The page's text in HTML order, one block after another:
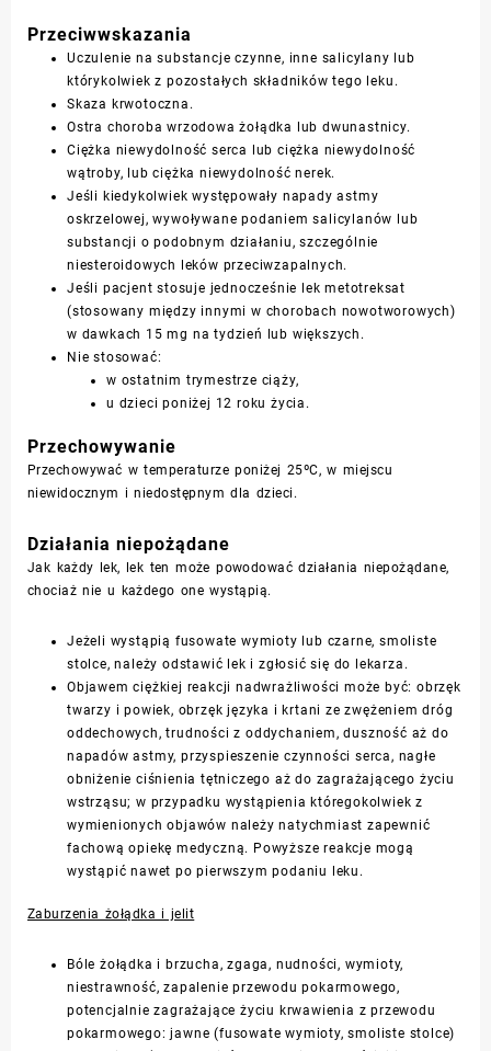
Przeciwwskazania
Uczulenie na substancje czynne, inne salicylany lub
którykolwiek z pozostałych składników tego leku.
Skaza krwotoczna.
Ostra choroba wrzodowa żołądka lub dwunastnicy.
Ciężka niewydolność serca lub ciężka niewydolność
wątroby, lub ciężka niewydolność nerek.
Jeśli kiedykolwiek występowały napady astmy
oskrzelowej, wywoływane podaniem salicylanów lub
substancji o podobnym działaniu, szczególnie
niesteroidowych leków przeciwzapalnych.
Jeśli pacjent stosuje jednocześnie lek metotreksat
(stosowany między innymi w chorobach nowotworowych)
w dawkach 15 mg na tydzień lub większych.
Nie stosować:
w ostatnim trymestrze ciąży,
u dzieci poniżej 12 roku życia.
Przechowywanie
Przechowywać w temperaturze poniżej 25ºC, w miejscu
niewidocznym i niedostępnym dla dzieci.
Działania niepożądane
Jak każdy lek, lek ten może powodować działania niepożądane,
chociaż nie u każdego one wystąpią.
Jeżeli wystąpią fusowate wymioty lub czarne, smoliste
stolce, należy odstawić lek i zgłosić się do lekarza.
Objawem ciężkiej reakcji nadwrażliwości może być: obrzęk
twarzy i powiek, obrzęk języka i krtani ze zwężeniem dróg
oddechowych, trudności z oddychaniem, duszność aż do
napadów astmy, przyspieszenie czynności serca, nagłe
obniżenie ciśnienia tętniczego aż do zagrażającego życiu
wstrząsu; w przypadku wystąpienia któregokolwiek z
wymienionych objawów należy natychmiast zapewnić
fachową opiekę medyczną. Powyższe reakcje mogą
wystąpić nawet po pierwszym podaniu leku.
Zaburzenia żołądka i jelit
Bóle żołądka i brzucha, zgaga, nudności, wymioty,
niestrawność, zapalenie przewodu pokarmowego,
potencjalnie zagrażające życiu krwawienia z przewodu
pokarmowego: jawne (fusowate wymioty, smoliste stolce)